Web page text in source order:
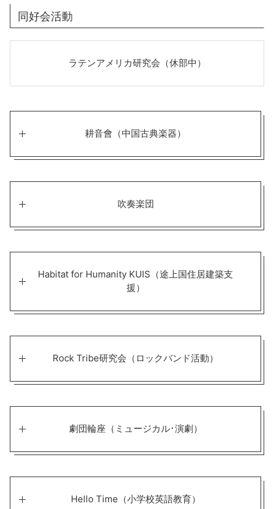
同好会活動
ラテンアメリカ研究会（休部中）
耕音會（中国古典楽器）
吹奏楽団
Habitat for Humanity KUIS（途上国住居建築支
援）
Rock Tribe研究会（ロックバンド活動）
劇団輪座（ミュージカル･演劇）
Hello Time（小学校英語教育）